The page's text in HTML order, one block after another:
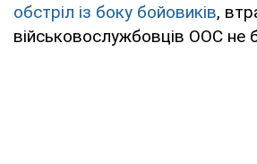
обстріл із боку бойовиків,
військовослужбовців ООС не